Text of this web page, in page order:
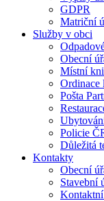
GDPR
Matriční
Služby v obci
Obecní
Místní
Ordinace
Pošta
Policie
Důležitá
Kontakty
Obecní
Stavební